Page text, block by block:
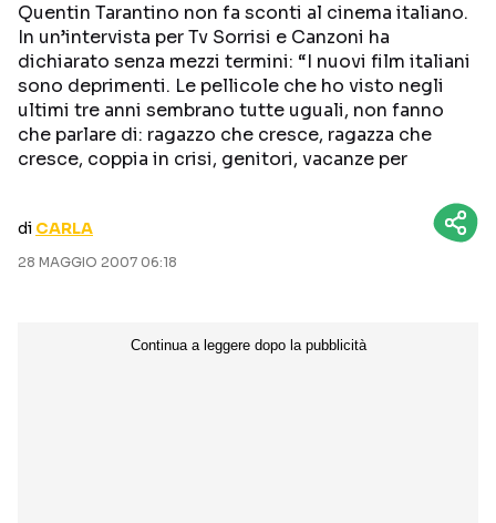
Categorie
NOTIZIE
CURIOSITÀ
RECENSIONI
TRAILER
BOX OFFICE
Seguici sui social
Quentin Tarantino non fa sconti al cinema italiano.
In un’intervista per Tv Sorrisi e Canzoni ha
dichiarato senza mezzi termini: “I nuovi film italiani
sono deprimenti. Le pellicole che ho visto negli
ultimi tre anni sembrano tutte uguali, non fanno
che parlare di: ragazzo che cresce, ragazza che
cresce, coppia in crisi, genitori, vacanze per
di CARLA
28 MAGGIO 2007 06:18